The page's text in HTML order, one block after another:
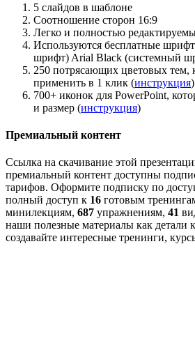
5 слайдов в шаблоне
Соотношение сторон 16:9
Легко и полностью
Используются бесплатные
шрифт) Arial Black (системный
250 потрясающих цветовых тем,
применить в 1 клик (инструкция)
700+ иконок для PowerPoint,
и размер (инструкция)
Премиальный контент
Ссылка на скачивание этой
премиальный контент доступны
тарифов. Оформите подписку по
полный доступ к 16 готовым
минилекциям, 687 упражнениям, 41
наши полезные материалы как детали
создавайте интересные тренинги,